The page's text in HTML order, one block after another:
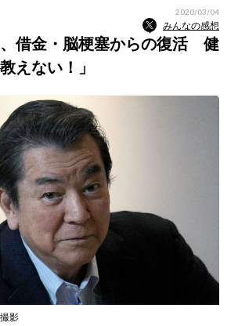
2020/03/04
みんなの感想
借金・脳梗塞からの復活 健
えない！」
影